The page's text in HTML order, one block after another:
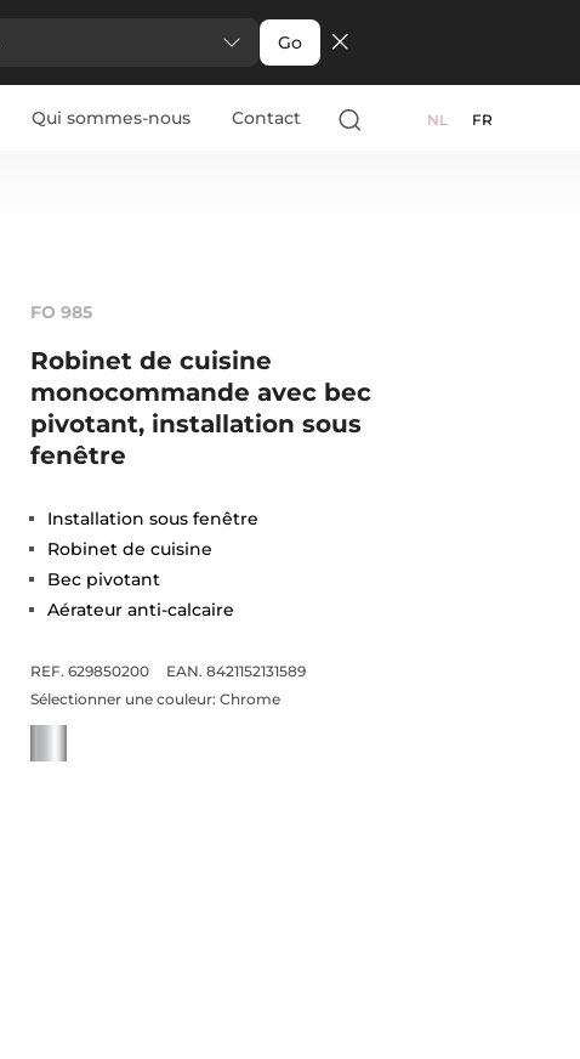
Go
Qui sommes-nous Contact NL FR
FO 985
Robinet de cuisine
monocommande avec bec
pivotant, installation sous
fenêtre
Installation sous fenêtre
Robinet de cuisine
Bec pivotant
Aérateur anti-calcaire
REF. 629850200
EAN. 8421152131589
Sélectionner une couleur: Chrome